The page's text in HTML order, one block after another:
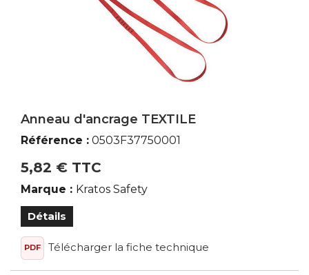
Anneau d'ancrage TEXTILE
Référence : 0503F37750001
5,82 € TTC
Marque : Kratos Safety
Détails
PDF Télécharger la fiche technique